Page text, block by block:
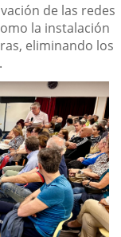
de las redes
la instalación
eliminando los